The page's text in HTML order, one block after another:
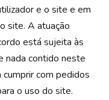
e o site e em
site. A atuação
está sujeita às
nada contido neste
com pedidos
o uso do site.